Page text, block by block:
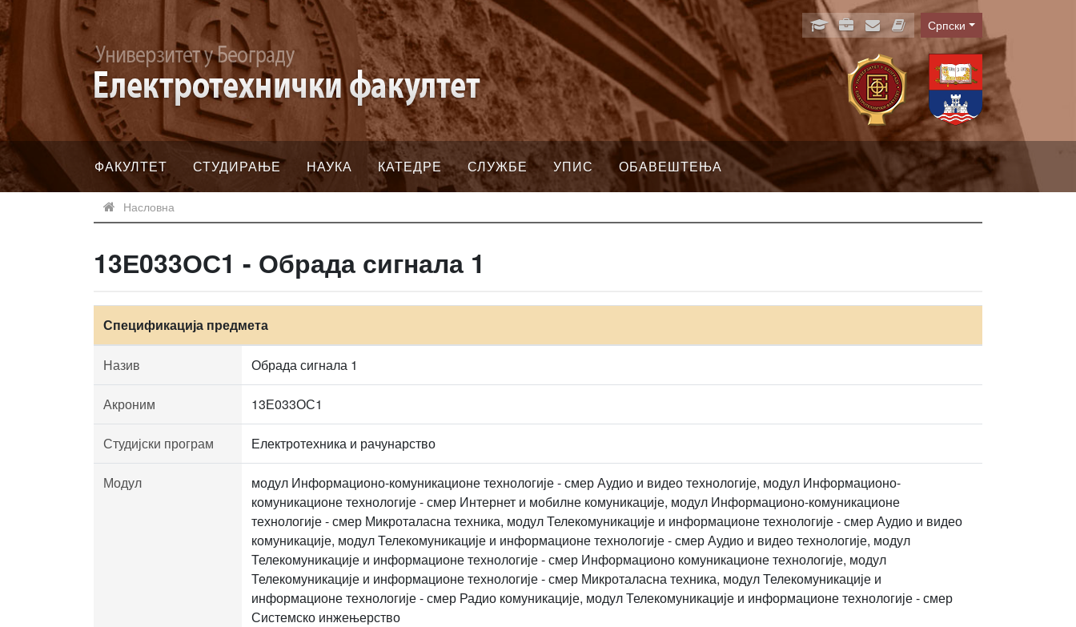
Language
Српски
ФАКУЛТЕТ СТУДИРАЊЕ НАУКА КАТЕДРЕ СЛУЖБЕ УПИС ОБАВЕШТЕЊА
Насловна
13Е033ОС1 - Обрада сигнала 1
Спецификација предмета
Назив Обрада сигнала 1
Акроним 13Е033ОС1
Студијски програм Електротехника и рачунарство
Модул
модул Информационо-комуникационе технологије - смер Аудио и видео технологије, модул Информационо-
комуникационе технологије - смер Интернет и мобилне комуникације, модул Информационо-комуникационе
технологије - смер Микроталасна техника, модул Телекомуникације и информационе технологије - смер Аудио и видео
комуникације, модул Телекомуникације и информационе технологије - смер Аудио и видео технологије, модул
Телекомуникације и информационе технологије - смер Информационо комуникационе технологије, модул
Телекомуникације и информационе технологије - смер Микроталасна техника, модул Телекомуникације и
информационе технологије - смер Радио комуникације, модул Телекомуникације и информационе технологије - смер
Системско инжењерство